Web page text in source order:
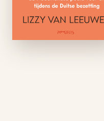
podiumartiesten van
kleur uit Suriname en
Nederlands-Indië de
Duitsers én de NSB te